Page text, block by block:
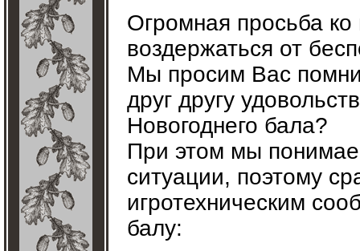
Огромная просьба
воздержаться от
Мы просим Вас
друг другу
Новогоднего бала?
При этом мы
ситуации, поэтому
игротехническим
балу: